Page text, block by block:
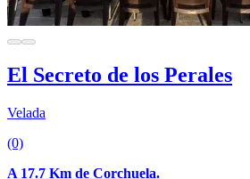
El Secreto de los Perales
Velada
(0)
A 17.7 Km de Corchuela.